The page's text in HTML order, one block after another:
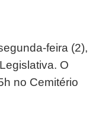
feira (2),
O
no Cemitério